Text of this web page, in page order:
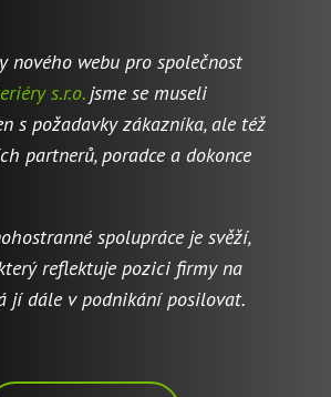
nového webu pro společnost
s.r.o.jsme se museli
s požadavky zákazníka, ale též
partnerů, poradce a dokonce
spolupráce je svěží,
reflektuje pozici firmy na
jí dále v podnikání posilovat.